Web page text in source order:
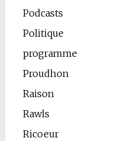
Podcasts
Politique
programme
Proudhon
Raison
Rawls
Ricoeur